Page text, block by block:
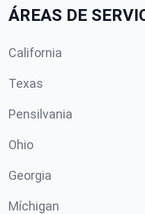
ÁREAS DE
California
Texas
Pensilvania
Ohio
Georgia
Míchigan